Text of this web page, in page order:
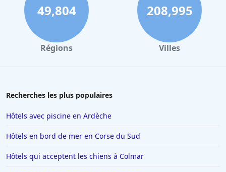
Hôtels à Tours
Hôtels à Concarneau
Hôtels à Saintes
Hôtels à Aix-les-Bains
Hôtels à Plailly
49,804
Régions
208,995
Villes
Recherches les plus populaires
Hôtels avec piscine en Ardèche
Hôtels en bord de mer en Corse du Sud
Hôtels qui acceptent les chiens à Colmar